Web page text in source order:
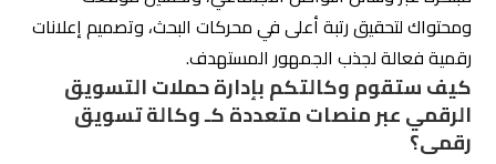
سابق
تجربتي باختيار افضل شركة تسويق في الرياض